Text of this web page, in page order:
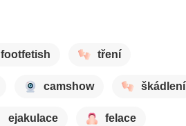
footfetish tření
camshow škádlení
ejakulace felace